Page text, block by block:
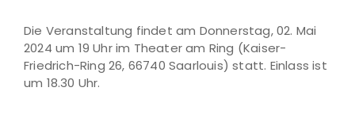
Die Veranstaltung findet am Donnerstag, 02. Mai
2024 um 19 Uhr im Theater am Ring (Kaiser-
Friedrich-Ring 26, 66740 Saarlouis) statt. Einlass ist
um 18.30 Uhr.